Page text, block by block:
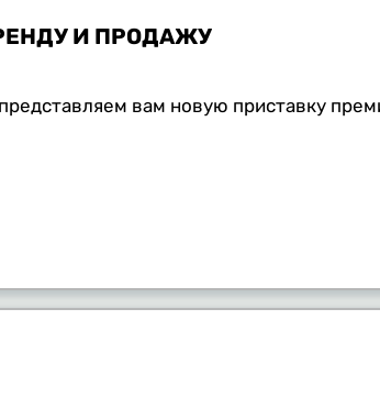
И ПРОДАЖУ
вам новую приставку